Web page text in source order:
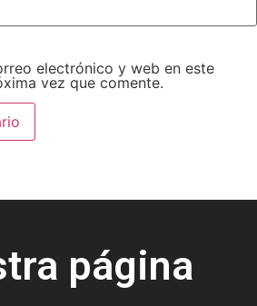
electrónico y web en este
vez que comente.
página